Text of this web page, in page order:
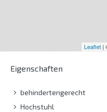
Leaflet |
Eigenschaften
behindertengerecht
Hochstuhl